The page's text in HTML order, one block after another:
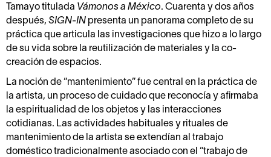
Tamayo titulada Vámonos a México. Cuarenta y dos años
después, SIGN-IN presenta un panorama completo de su
práctica que articula las investigaciones que hizo a lo largo
de su vida sobre la reutilización de materiales y la co-
creación de espacios.
La noción de “mantenimiento” fue central en la práctica de
la artista, un proceso de cuidado que reconocía y afirmaba
la espiritualidad de los objetos y las interacciones
cotidianas. Las actividades habituales y rituales de
mantenimiento de la artista se extendían al trabajo
doméstico tradicionalmente asociado con el “trabajo de